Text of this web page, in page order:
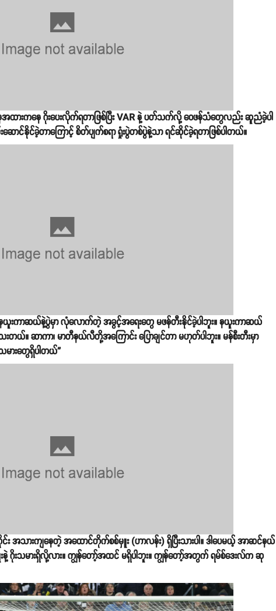
ထားကနေ ဂိုးပေးလိုက်ရတာဖြစ်ပြီး VAR နဲ့ ပတ်သက်လို့ ဝေဖန်သံတွေလည်း ဆူညံခဲ့ပါ
ဆောင်နိုင်ခဲ့တာကြောင့် စိတ်ပျက်စရာ ရှုံးပွဲတစ်ပွဲနဲ့သာ ရင်ဆိုင်ခဲ့ရတာဖြစ်ပါတယ်။
းကာဆယ်နဲ့ပွဲမှာ လုံလောက်တဲ့ အခွင့်အရေးတွေ မဖန်တီးနိုင်ခဲ့ပါဘူး။ နယူးကာဆယ်
တယ်။ ဆာကာ၊ မာတီနယ်လီတို့အကြောင်း ပြောချင်တာ မဟုတ်ပါဘူး။ မန်စီးတီးမှာ
ားတွေရှိပါတယ်”
း အသားကျနေတဲ့ အထောင်တိုက်စစ်မှူး (ဟာလန်း) ရှိပြီးသားပါ။ ဒါပေမယ့် အာဆင်နယ်
ဂိုးသမားရှိလို့လား။ ကျွန်တော့်အထင် မရှိပါဘူး။ ကျွန်တော့်အတွက် ရမ်စ်ဒေးလ်က ဆု